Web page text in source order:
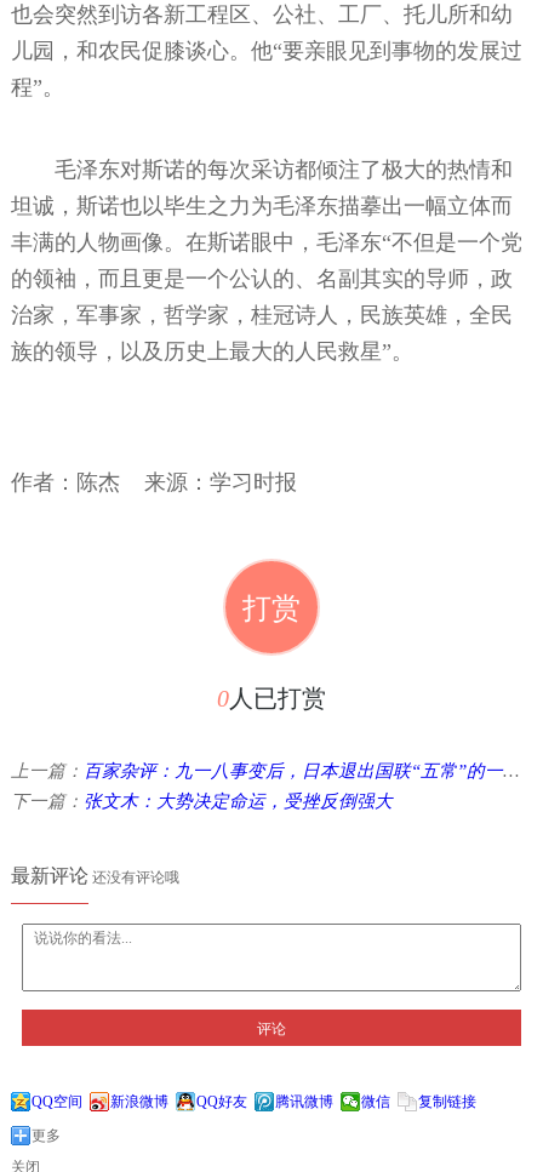
也会突然到访各新工程区、公社、工厂、托儿所和幼
儿园，和农民促膝谈心。他“要亲眼见到事物的发展过
程”。
毛泽东对斯诺的每次采访都倾注了极大的热情和
坦诚，斯诺也以毕生之力为毛泽东描摹出一幅立体而
丰满的人物画像。在斯诺眼中，毛泽东“不但是一个党
的领袖，而且更是一个公认的、名副其实的导师，政
治家，军事家，哲学家，桂冠诗人，民族英雄，全民
族的领导，以及历史上最大的人民救星”。
作者：陈杰 来源：学习时报
打赏
0人已打赏
上一篇： 百家杂评：九一八事变后，日本退出国联“五常”的一套说辞 ...
下一篇： 张文木：大势决定命运，受挫反倒强大
最新评论还没有评论哦
评论
QQ空间 新浪微博 QQ好友 腾讯微博 微信
复制链接
更多
关闭